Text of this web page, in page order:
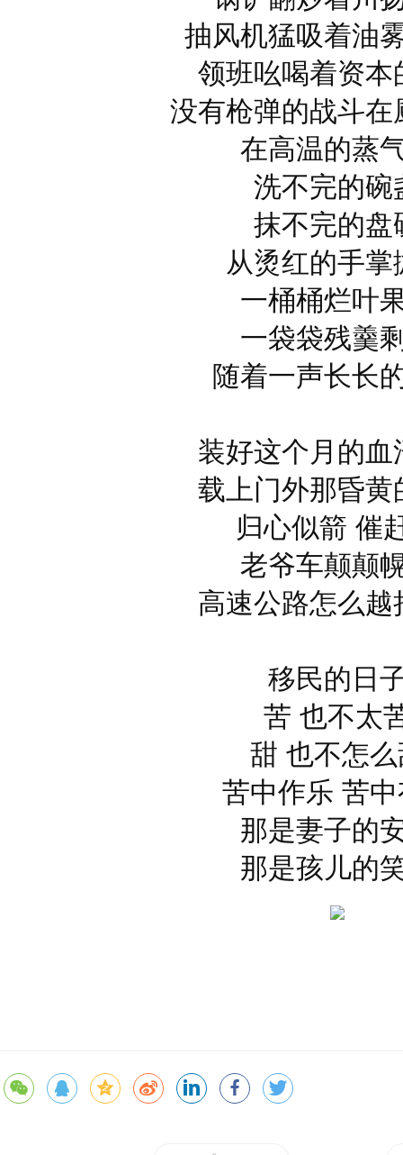
抽风机猛吸着油
领班吆喝着资本
没有枪弹的战斗在
在高温的蒸
洗不完的碗
抹不完的盘
从烫红的手掌
一桶桶烂叶
一袋袋残羹
随着一声长长
装好这个月的血
载上门外那昏黄
归心似箭 催
老爷车颠颠
高速公路怎么越
移民的日
苦 也不太
甜 也不怎
苦中作乐 苦
那是妻子的
那是孩儿的